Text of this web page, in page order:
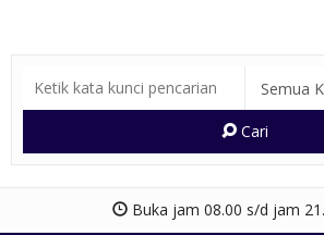
Cari
Buka jam 08.00 s/d jam